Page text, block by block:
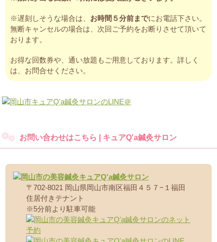
※遅刻しそうな場合は、 お時間５分前までにお電話下さい。
無断キャンセルの場合は、次回ご予約をお断りさせて頂いて
おります。
お得な回数券や、通い放題もご用意しております。詳しく
は、お問合せください。
お問い合わせはこちら | キュアQ'a鍼灸サロン
〒702-8021 岡山県岡山市南区福田４５７−１福田
住居付きテナント
※5分前より駐車可能